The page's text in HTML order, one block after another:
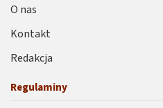
Regulaminy
O nas
Kontakt
Redakcja